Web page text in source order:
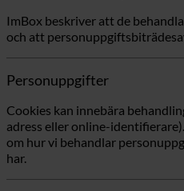
ImBox beskriver att de
och att
Personuppgifter
Cookies kan innebära
adress eller online-
om hur vi behandlar
har.